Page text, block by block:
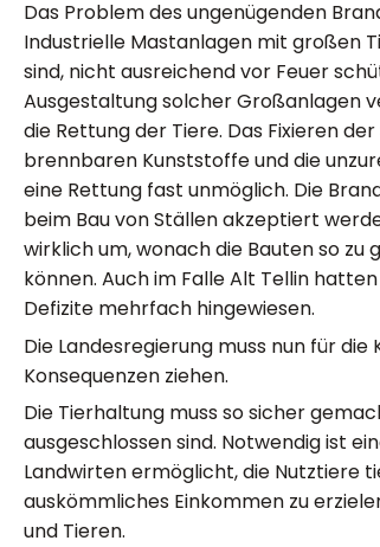
Das Problem des ungenügenden
Industrielle Mastanlagen mit großen
sind, nicht ausreichend vor Feuer
Ausgestaltung solcher Großanlagen
die Rettung der Tiere. Das Fixieren
brennbaren Kunststoffe und die
eine Rettung fast unmöglich. Die
beim Bau von Ställen akzeptiert
wirklich um, wonach die Bauten so
können. Auch im Falle Alt Tellin
Defizite mehrfach hingewiesen.
Die Landesregierung muss nun für
Konsequenzen ziehen.
Die Tierhaltung muss so sicher
ausgeschlossen sind. Notwendig ist
Landwirten ermöglicht, die Nutztiere
auskömmliches Einkommen zu
und Tieren.